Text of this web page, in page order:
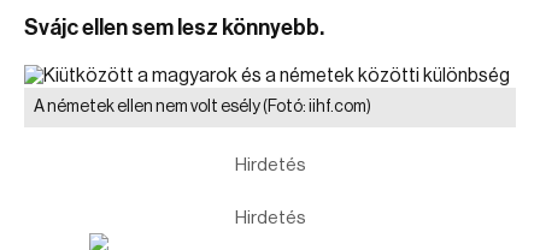
Svájc ellen sem lesz könnyebb.
A németek ellen nem volt esély(Fotó: iihf.com)
Hirdetés
Hirdetés